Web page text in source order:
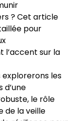
? Cet article
pour
l’accent sur la
explorerons les
le rôle
de la veille